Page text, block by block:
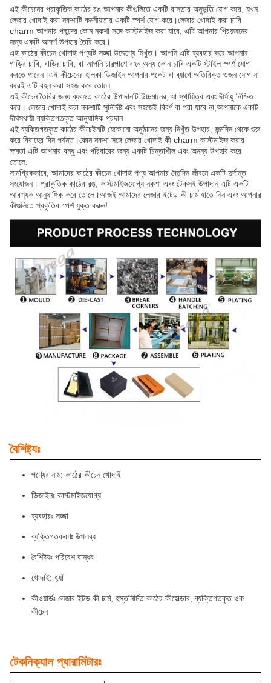
এই কীচেনের প্রাকৃতিক কাঠের রঙ আপনার কীগুলিতে একটি রাস্তার অনুভূতি যোগ করে, যখন
লেজার খোদাই করা নকশাটি কমনীয়তার একটি স্পর্শ যোগ করে।লেজার খোদাই করা চাবি
charm আপনার পছন্দের কোন নকশা সঙ্গে কাস্টমাইজ করা যাবে, এটি আপনার প্রিয়জনের
জন্য একটি আদর্শ উপহার তৈরি করে।
এই কাঠের কীচেন খোদাই পণ্যটি সজ্জা উদ্দেশ্যে নিখুঁত। আপনি এটি ব্যবহার করে আপনার
গাড়ির চাবি, বাড়ির চাবি, বা আপনি চারপাশে বহন অন্য কোন চাবি একটি স্টাইল স্পর্শ যোগ
করতে পারেন।এই কীচেনের হালকা ডিজাইন আপনার পকেট বা ব্যাগে অতিরিক্ত ওজন যোগ না
করেই এটি বহন করা সহজ করে তোলে.
এই কীচেন তৈরির জন্য ব্যবহৃত কাঠের উপাদানটি উচ্চমানের, যা স্থায়িত্ব এবং দীর্ঘায়ু নিশ্চিত
করে। লেজার খোদাই করা নকশাটি সুনির্দিষ্ট এবং সহজেই বিবর্ণ বা পরা যাবে না,আপনাকে একটি
দীর্ঘস্থায়ী ব্যক্তিগতকৃত আনুষাঙ্গিক প্রদান.
এই ব্যক্তিগতকৃত কাঠের কীচেইনটি যেকোনো অনুষ্ঠানের জন্য নিখুঁত উপহার, জন্মদিন থেকে শুরু
করে বিবাহের দিন পর্যন্ত।কোন নকশা সঙ্গে লেজার খোদাই কী charm কাস্টমাইজ করার
ক্ষমতা এটি আপনার বন্ধু এবং পরিবারের জন্য একটি চিন্তাশীল এবং অনন্য উপহার করে
তোলে.
সামগ্রিকভাবে, আমাদের কাঠের কীচেন খোদাই পণ্য আপনার দৈনন্দিন জীবনে একটি দুর্দান্ত
সংযোজন। প্রাকৃতিক কাঠের রঙ, কাস্টমাইজযোগ্য নকশা এবং টেকসই উপাদান এটি একটি
আবশ্যক আনুষাঙ্গিক করে তোলে।আজই আমাদের লেজার ইটেড কী চার্ম হাতে নিন এবং আপনার
কীগুলিতে প্রকৃতির স্পর্শ যুক্ত করুন!
বৈশিষ্ট্যঃ
পণ্যের নাম: কাঠের কীচেন খোদাই
ডিজাইনঃ কাস্টমাইজযোগ্য
ব্যবহারঃ সজ্জা
ব্যক্তিগতকরণঃ উপলব্ধ
বৈশিষ্ট্যঃ পরিবেশ বান্ধব
খোদাই: হ্যাঁ
কীওয়ার্ডঃ লেজার ইটড কী চার্ম, হস্তনির্মিত কাঠের কীহোল্ডার, ব্যক্তিগতকৃত ওক
কীচেন
টেকনিক্যাল প্যারামিটারঃ